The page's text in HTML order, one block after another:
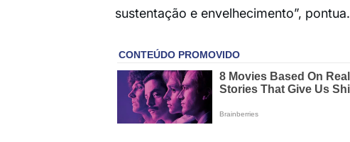
sustentação e envelhecimento”, pontua.